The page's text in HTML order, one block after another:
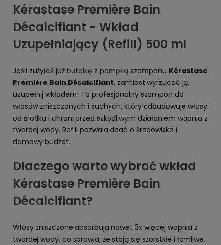
Kérastase Première Bain
Décalcifiant - Wkład
Uzupełniający (Refill) 500 ml
Jeśli zużyłeś już butelkę z pompką szamponu Kérastase
Première Bain Décalcifiant, zamiast wyrzucać ją,
uzupełnij wkładem! To profesjonalny szampon do
włosów zniszczonych i suchych, który odbudowuje włosy
od środka i chroni przed szkodliwym działaniem wapnia z
twardej wody. Refill pozwala dbać o środowisko i
domowy budżet.
Dlaczego warto wybrać wkład
Kérastase Première Bain
Décalcifiant?
Włosy zniszczone absorbują nawet 3x więcej wapnia z
twardej wody, co sprawia, że stają się szorstkie i łamliwe.